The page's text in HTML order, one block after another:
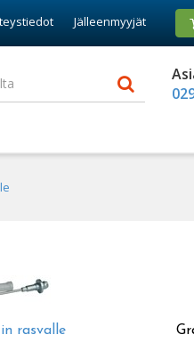
Jälleenmyyjät
rasvalle